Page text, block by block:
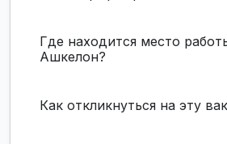
Где находится место
Ашкелон?
Как откликнуться на эту